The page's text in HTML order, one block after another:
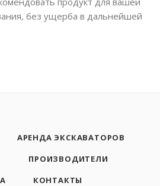
без ущерба в дальнейшей
АРЕНДА ЭКСКАВАТОРОВ
ПРОИЗВОДИТЕЛИ
КОНТАКТЫ